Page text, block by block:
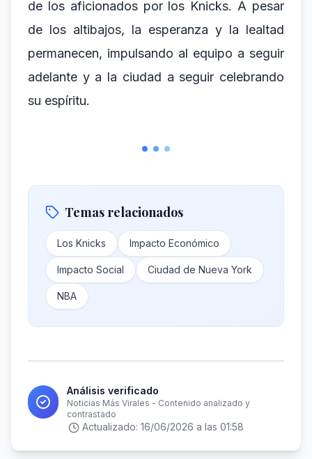
de los aficionados por los Knicks. A pesar
de los altibajos, la esperanza y la lealtad
permanecen, impulsando al equipo a seguir
adelante y a la ciudad a seguir celebrando
su espíritu.
Temas relacionados
Los Knicks Impacto Económico
Impacto Social Ciudad de Nueva York
NBA
Análisis verificado
Noticias Más Virales - Contenido analizado y
contrastado
Actualizado: 16/06/2026 a las 01:58